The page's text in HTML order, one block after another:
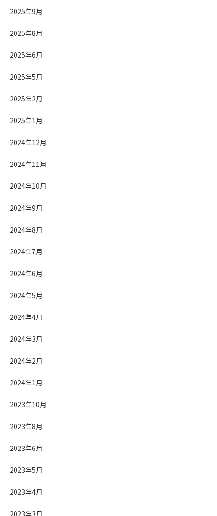
2025年9月
2025年8月
2025年6月
2025年5月
2025年2月
2025年1月
2024年12月
2024年11月
2024年10月
2024年9月
2024年8月
2024年7月
2024年6月
2024年5月
2024年4月
2024年3月
2024年2月
2024年1月
2023年10月
2023年8月
2023年6月
2023年5月
2023年4月
2023年3月